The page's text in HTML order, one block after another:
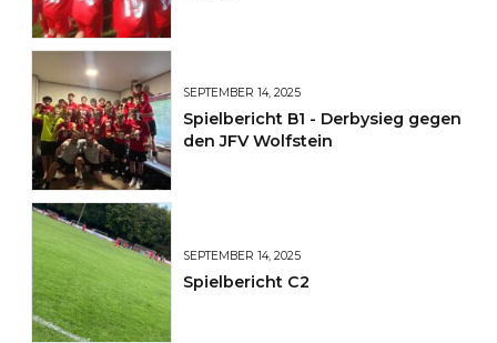
SEPTEMBER 14, 2025
Spielbericht B1 - Derbysieg gegen
den JFV Wolfstein
SEPTEMBER 14, 2025
Spielbericht C2